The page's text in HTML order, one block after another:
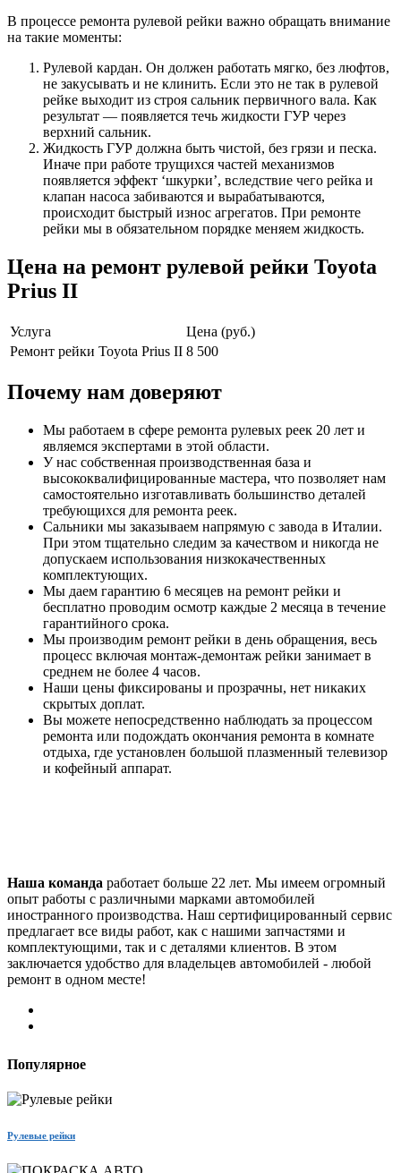
В процессе ремонта рулевой рейки важно обращать внимание
на такие моменты:
Рулевой кардан. Он должен работать мягко, без люфтов,
не закусывать и не клинить. Если это не так в рулевой
рейке выходит из строя сальник первичного вала. Как
результат — появляется течь жидкости ГУР через
верхний сальник.
Жидкость ГУР должна быть чистой, без грязи и песка.
Иначе при работе трущихся частей механизмов
появляется эффект ‘шкурки’, вследствие чего рейка и
клапан насоса забиваются и вырабатываются,
происходит быстрый износ агрегатов. При ремонте
рейки мы в обязательном порядке меняем жидкость.
Цена на ремонт рулевой рейки Toyota
Prius II
Услуга
Цена (руб.)
Ремонт рейки Toyota Prius II 8 500
Почему нам доверяют
Мы работаем в сфере ремонта рулевых реек 20 лет и
являемся экспертами в этой области.
У нас собственная производственная база и
высококвалифицированные мастера, что позволяет нам
самостоятельно изготавливать большинство деталей
требующихся для ремонта реек.
Сальники мы заказываем напрямую с завода в Италии.
При этом тщательно следим за качеством и никогда не
допускаем использования низкокачественных
комплектующих.
Мы даем гарантию 6 месяцев на ремонт рейки и
бесплатно проводим осмотр каждые 2 месяца в течение
гарантийного срока.
Мы производим ремонт рейки в день обращения, весь
процесс включая монтаж-демонтаж рейки занимает в
среднем не более 4 часов.
Наши цены фиксированы и прозрачны, нет никаких
скрытых доплат.
Вы можете непосредственно наблюдать за процессом
ремонта или подождать окончания ремонта в комнате
отдыха, где установлен большой плазменный телевизор
и кофейный аппарат.
Наша команда работает больше 22 лет. Мы имеем огромный
опыт работы с различными марками автомобилей
иностранного производства. Наш сертифицированный сервис
предлагает все виды работ, как с нашими запчастями и
комплектующими, так и с деталями клиентов. В этом
заключается удобство для владельцев автомобилей - любой
ремонт в одном месте!
Популярное
Рулевые рейки